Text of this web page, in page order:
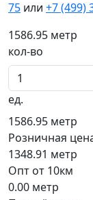
75 или +7 (499)
1586.95 метр
кол-во
ед.
1586.95 метр
Розничная
1348.91 метр
Опт от 10км
0.00 метр